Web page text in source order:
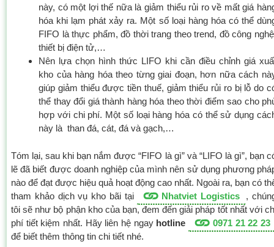
này, có một lợi thế nữa là giảm thiểu rủi ro về mất giá
hóa khi lạm phát xảy ra. Một số loại hàng hóa có thể
FIFO là thực phẩm, đồ thời trang theo trend, đồ công
thiết bị điện tử,…
Nên lựa chọn hình thức LIFO khi cần điều chỉnh giá
kho của hàng hóa theo từng giai đoạn, hơn nữa cách
giúp giảm thiểu được tiền thuế, giảm thiểu rủi ro bị lỗ do
thể thay đổi giá thành hàng hóa theo thời điểm sao cho
hợp với chi phí. Một số loại hàng hóa có thể sử dụng
này là than đá, cát, đá và gạch,…
Tóm lại, sau khi bạn nắm được “FIFO là gì” và “LIFO là gì”, bạn
lẽ đã biết được doanh nghiệp của mình nên sử dụng phương
nào để đạt được hiệu quả hoạt động cao nhất. Ngoài ra, bạn có
tham khảo dịch vụ kho bãi tại
Nhatviet Logistics
,
tôi sẽ như bộ phận kho của bạn, đem đến giải pháp tốt nhất với
phí tiết kiệm nhất. Hãy liên hệ ngay hotline
0971 21 22 23
để biết thêm thông tin chi tiết nhé.